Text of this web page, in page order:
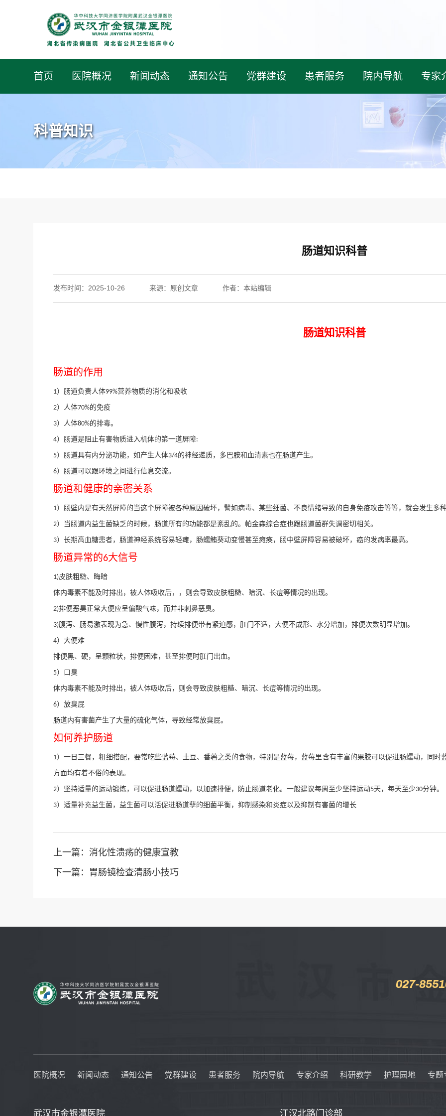
首页 医院概况 新闻动态 通知公告 党群建设 患者服务 院内导航 专家
科普知识
肠道知识科普
发布时间：2025-10-26 来源：原创文章 作者：本站编辑
肠道知识科普
肠道的作用
1） 肠道负责人体99%营养物质的消化和吸收
2） 人体70%的免疫
3） 人体80%的排毒。
4） 肠道是阻止有害物质进入机体的第一道屏障:
5） 肠道具有内分泌功能，如产生人体3/4的神经递质，多巴胺和血清素也在肠道产生。
6） 肠道可以跟环境之间进行信息交流。
肠道和健康的亲密关系
1） 肠壁内是有天然屏障的当这个屏障被各种原因破坏，譬如病毒、某些细菌、不良情绪导致的自身免疫攻击等等，就会发生多
2） 当肠道内益生菌缺乏的时候，肠道所有的功能都是紊乱的。帕金森综合症也跟肠道菌群失调密切相关。
3）长期高血糖患者，肠道神经系统容易轻瘫，肠蠕鮪葵动变慢甚至瘫痪，肠中壁屏障容易被破坏，癌的发病率最高。
肠道异常的6大信号
1)皮肤粗糙、 晦暗
体内毒素不能及时排出，被人体吸收后，，则会导致皮肤粗糙、暗沉、长痘等情况的出现。
2)排便恶昊正常大便应呈偏酸气味，而并非刺鼻恶臭。
3)腹泻、肠易激表现为急、慢性腹泻，持续排便带有紧迫感，肛门不适，大便不成形、水分增加，排便次数明显增加。
4）大便难
排便黑、硬，呈颗粒状，排便困难，甚至排便时肛门出血。
5） 口 臭
体内毒素不能及时排出，被人体吸收后，则会导致皮肤粗糙、暗沉、长痘等情况的出现。
6）放臭屁
肠道内有害菌产生了大量的硫化气体，导致经常放臭屁。
如何养护肠道
1）一 日 三餐，粗细搭配，要常吃些蓝莓、土豆、番薯之类的食物，特别是蓝莓，蓝莓里含有丰富的果胶可以促进肠蠕动，同
方面均有着不俗的表现。
2） 坚持适量的运动锻炼，可以促进肠道蠕动，以加速排便，防止肠道老化。一般建议每周至少坚持运动5天，每天至少30分钟。
3）适量补充益生菌，益生菌可以活促进肠道孽的细菌平衡，抑制感染和炎症以及抑制有害菌的增长
上一篇： 消化性溃疡的健康宣教
下一篇： 胃肠镜检查清肠小技巧
027-
医院概况 新闻动态 通知公告 党群建设 患者服务 院内导航 专家介绍 科研教学 护理园地 专题
武汉市金银潭医院 江汉北路门诊部